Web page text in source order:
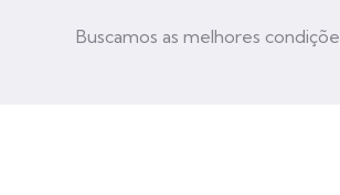
Buscamos as melhores